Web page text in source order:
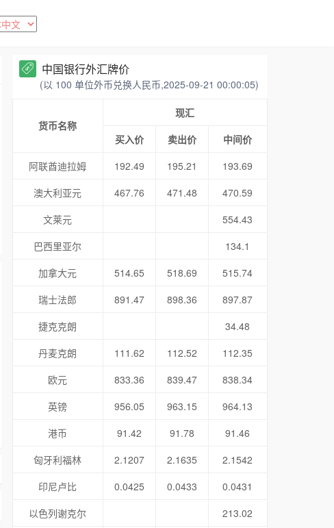
中国银行外汇牌价
(以 100 单位外币兑换人民币,2025-09-21 00:00:05)
货币名称
现汇
买入价
卖出价
中间价
阿联酋迪拉姆
192.49 195.21
193.69
澳大利亚元
467.76 471.48
470.59
文莱元
554.43
巴西里亚尔
134.1
加拿大元
514.65 518.69
515.74
瑞士法郎
891.47 898.36
897.87
捷克克朗
34.48
丹麦克朗
111.62 112.52
112.35
欧元
833.36 839.47
838.34
英镑
956.05 963.15
964.13
港币
91.42 91.78
91.46
匈牙利福林
2.1207 2.1635
2.1542
印尼卢比
0.0425 0.0433
0.0431
以色列谢克尔
213.02